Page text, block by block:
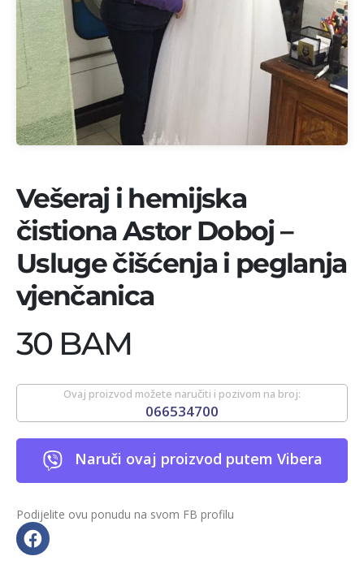
Vešeraj i hemijska
čistiona Astor Doboj –
Usluge čišćenja i peglanja
vjenčanica
30 BAM
Ovaj proizvod možete naručiti i pozivom na broj:
066534700
Naruči ovaj proizvod putem Vibera
Podijelite ovu ponudu na svom FB profilu